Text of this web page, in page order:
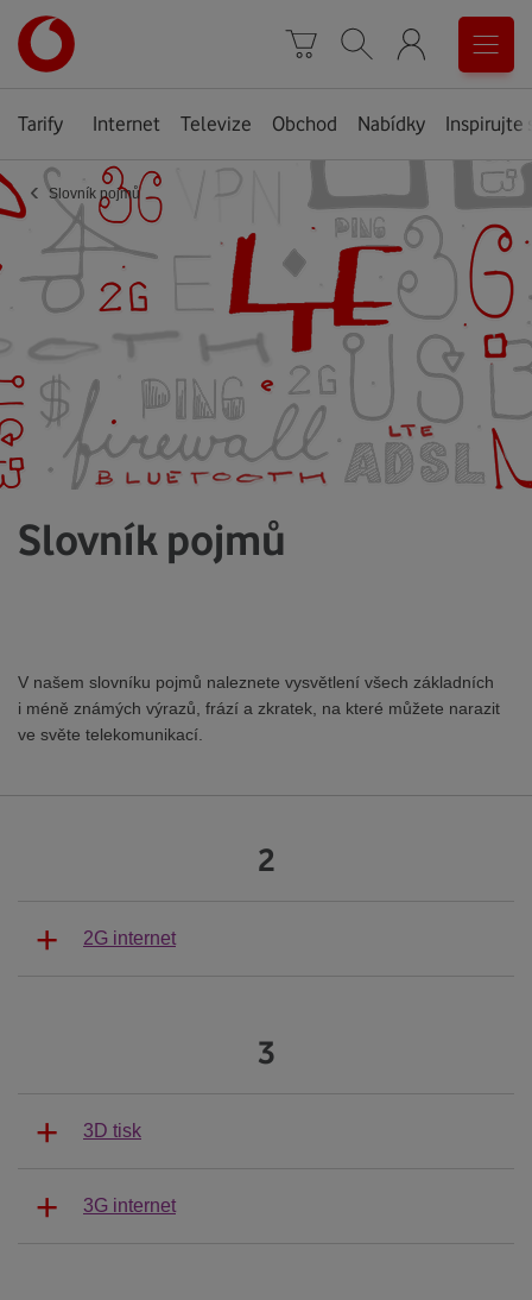
stránka
Košík
Vyhledávání
Menu
Tarify Internet Televize Obchod Nabídky Inspirujte
‹ Slovník pojmů
Slovník pojmů
V našem slovníku pojmů naleznete vysvětlení všech základních
i méně známých výrazů, frází a zkratek, na které můžete narazit
ve světe telekomunikací.
2
2G internet
3
3D tisk
3G internet